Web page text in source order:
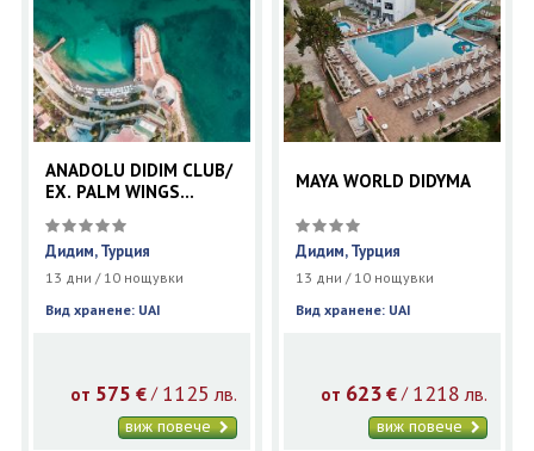
ANADOLU DIDIM CLUB/
EX. PALM WINGS
Дидим, Турция
13 дни / 10 нощувки
Вид хранене: UAI
от 575 €/ 1125 лв.
виж повече
MAYA WORLD DIDYMA
Дидим, Турция
13 дни / 10 нощувки
Вид хранене: UAI
от 623 € / 1218 лв.
виж повече